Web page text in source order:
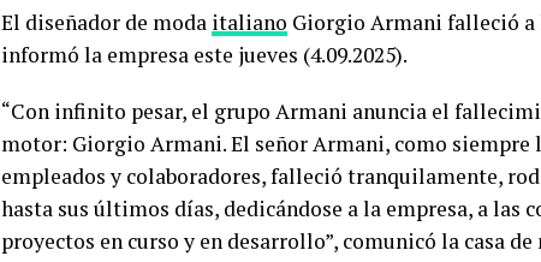
El diseñador de moda italiano Giorgio Armani falleció a
informó la empresa este jueves (4.09.2025).
“Con infinito pesar, el grupo Armani anuncia el
motor: Giorgio Armani. El señor Armani, como siempre
empleados y colaboradores, falleció tranquilamente,
hasta sus últimos días, dedicándose a la empresa, a las
proyectos en curso y en desarrollo”, comunicó la casa de